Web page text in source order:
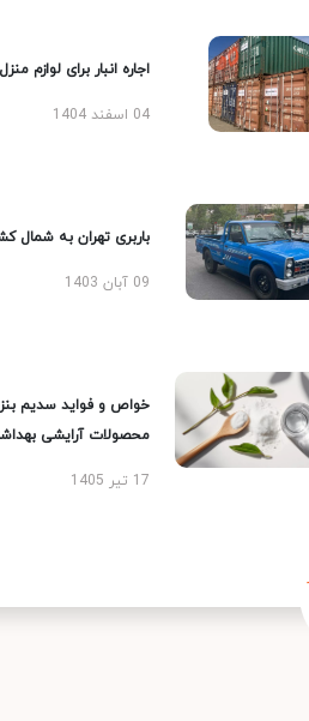
اجاره انبار برای لوازم
04 اسفند 1404
باربری تهران به شمال
09 آبان 1403
خواص و فواید سدیم
محصولات آرایشی
17 تیر 1405